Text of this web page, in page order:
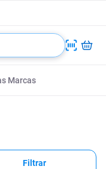
Marcas
Filtrar